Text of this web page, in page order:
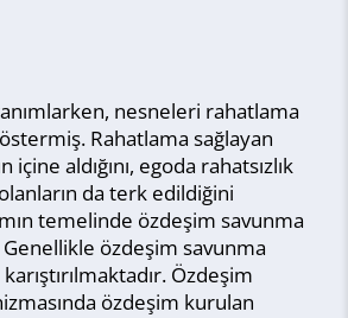
nesneleri rahatlama
Rahatlama sağlayan
aldığını, egoda rahatsızlık
da terk edildiğini
temelinde özdeşim savunma
Genellikle özdeşim savunma
Özdeşim
özdeşim kurulan